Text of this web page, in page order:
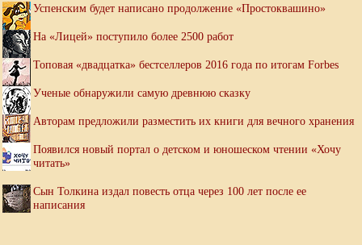
Успенским будет написано продолжение «Простоквашино»
На «Лицей» поступило более 2500 работ
Топовая «двадцатка» бестселлеров 2016 года по итогам Forbes
Ученые обнаружили самую древнюю сказку
Авторам предложили разместить их книги для вечного хранения
Появился новый портал о детском и юношеском чтении «Хочу
читать»
Сын Толкина издал повесть отца через 100 лет после ее
написания